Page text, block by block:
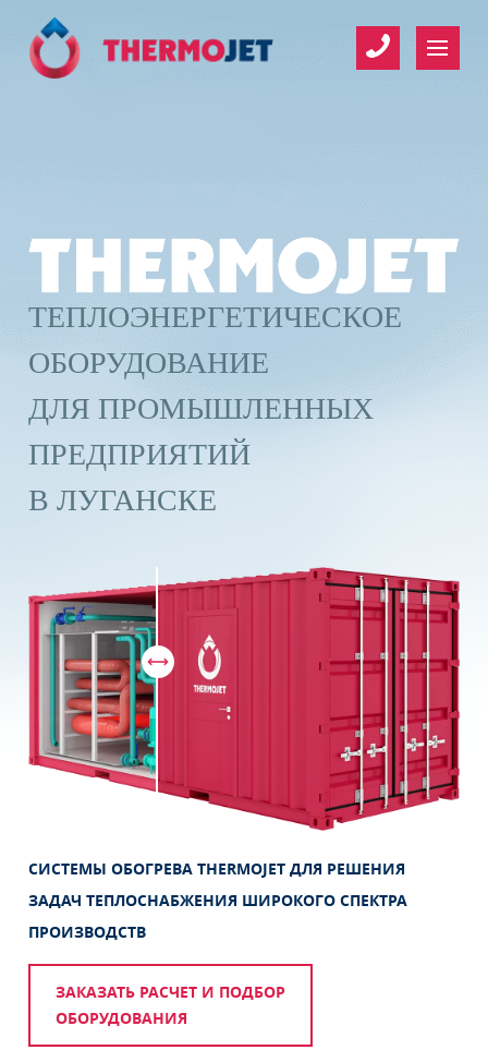
ТЕПЛОЭНЕРГЕТИЧЕСКОЕ
ОБОРУДОВАНИЕ
ДЛЯ ПРОМЫШЛЕННЫХ
ПРЕДПРИЯТИЙ
В ЛУГАНСКЕ
СИСТЕМЫ ОБОГРЕВА THERMOJETДЛЯ РЕШЕНИЯ
ЗАДАЧ ТЕПЛОСНАБЖЕНИЯ ШИРОКОГО СПЕКТРА
ПРОИЗВОДСТВ
ЗАКАЗАТЬ РАСЧЕТ И ПОДБОР
ОБОРУДОВАНИЯ
Организация
*
Телефон*
E-mail
г. Луганск
Бесплатно по России
тел. 8 800 100 1975
Я даю своесогласие
на обработку персональных
данных в соответствии с
*
на получение